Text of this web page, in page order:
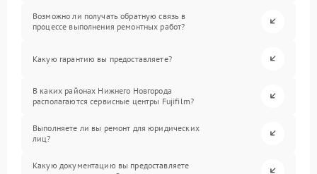
Возможно ли получать обратную связь в
процессе выполнения ремонтных работ?
Какую гарантию вы предоставляете?
В каких районах Нижнего Новгорода
располагаются сервисные центры Fujifilm?
Выполняете ли вы ремонт для юридических
лиц?
Какую документацию вы предоставляете